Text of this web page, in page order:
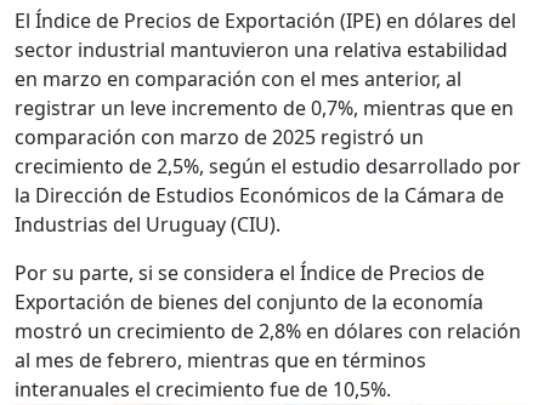
El Índice de Precios de Exportación (IPE) en dólares del
sector industrial mantuvieron una relativa estabilidad
en marzo en comparación con el mes anterior, al
registrar un leve incremento de 0,7%, mientras que en
comparación con marzo de 2025 registró un
crecimiento de 2,5%, según el estudio desarrollado por
la Dirección de Estudios Económicos de la Cámara de
Industrias del Uruguay (CIU).
Por su parte, si se considera el Índice de Precios de
Exportación de bienes del conjunto de la economía
mostró un crecimiento de 2,8% en dólares con relación
al mes de febrero, mientras que en términos
interanuales el crecimiento fue de 10,5%.